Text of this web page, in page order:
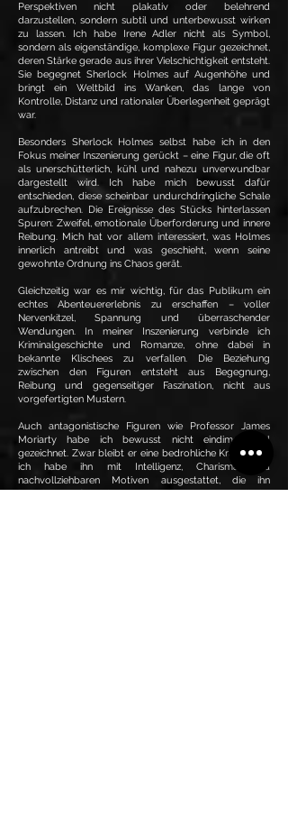
Perspektiven nicht plakativ oder belehrend
darzustellen, sondern subtil und unterbewusst wirken
zu lassen. Ich habe Irene Adler nicht als Symbol,
sondern als eigenständige, komplexe Figur gezeichnet,
deren Stärke gerade aus ihrer Vielschichtigkeit entsteht.
Sie begegnet Sherlock Holmes auf Augenhöhe und
bringt ein Weltbild ins Wanken, das lange von
Kontrolle, Distanz und rationaler Überlegenheit geprägt
war.
Besonders Sherlock Holmes selbst habe ich in den
Fokus meiner Inszenierung gerückt – eine Figur, die oft
als unerschütterlich, kühl und nahezu unverwundbar
dargestellt wird. Ich habe mich bewusst dafür
entschieden, diese scheinbar undurchdringliche Schale
aufzubrechen. Die Ereignisse des Stücks hinterlassen
Spuren: Zweifel, emotionale Überforderung und innere
Reibung. Mich hat vor allem interessiert, was Holmes
innerlich antreibt und was geschieht, wenn seine
gewohnte Ordnung ins Chaos gerät.
Gleichzeitig war es mir wichtig, für das Publikum ein
echtes Abenteuererlebnis zu erschaffen – voller
Nervenkitzel, Spannung und überraschender
Wendungen. In meiner Inszenierung verbinde ich
Kriminalgeschichte und Romanze, ohne dabei in
bekannte Klischees zu verfallen. Die Beziehung
zwischen den Figuren entsteht aus Begegnung,
Reibung und gegenseitiger Faszination, nicht aus
vorgefertigten Mustern.
Auch antagonistische Figuren wie Professor James
Moriarty habe ich bewusst nicht eindimensional
gezeichnet. Zwar bleibt er eine bedrohliche Kraft, doch
ich habe ihn mit Intelligenz, Charisma und
nachvollziehbaren Motiven ausgestattet, die ihn
beinahe verführerisch machen. Diese moralische